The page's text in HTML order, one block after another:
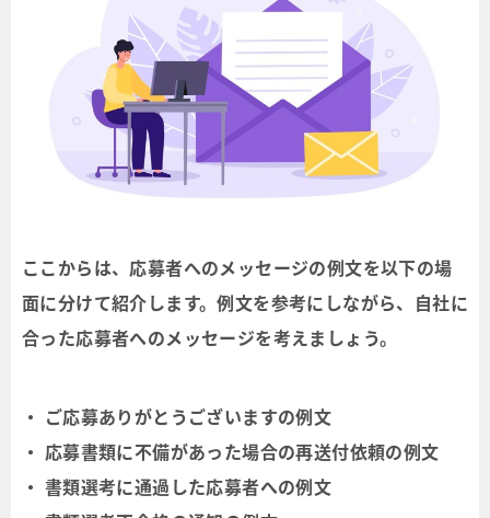
ここからは、応募者へのメッセージの例文を以下の場
面に分けて紹介します。例文を参考にしながら、自社に
合った応募者へのメッセージを考えましょう。
・ ご応募ありがとうございますの例文
・ 応募書類に不備があった場合の再送付依頼の例文
・ 書類選考に通過した応募者への例文